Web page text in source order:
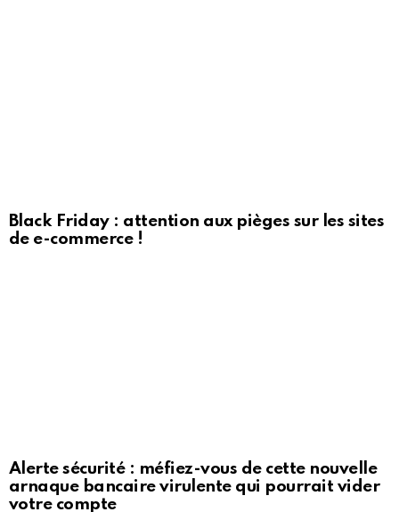
Black Friday : attention aux pièges sur les sites
de e-commerce !
Alerte sécurité : méfiez-vous de cette nouvelle
arnaque bancaire virulente qui pourrait vider
votre compte